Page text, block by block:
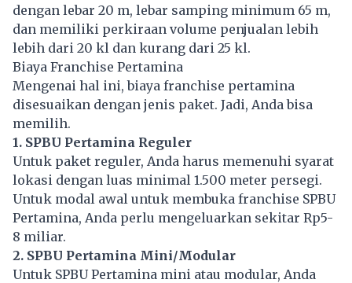
dengan lebar 20 m, lebar samping minimum 65 m,
dan memiliki perkiraan volume penjualan lebih
lebih dari 20 kl dan kurang dari 25 kl.
Biaya Franchise Pertamina
Mengenai hal ini, biaya franchise pertamina
disesuaikan dengan jenis paket. Jadi, Anda bisa
memilih.
1. SPBU Pertamina Reguler
Untuk paket reguler, Anda harus memenuhi syarat
lokasi dengan luas minimal 1.500 meter persegi.
Untuk modal awal untuk membuka franchise SPBU
Pertamina, Anda perlu mengeluarkan sekitar Rp5-
8 miliar.
2. SPBU Pertamina Mini/Modular
Untuk SPBU Pertamina mini atau modular, Anda